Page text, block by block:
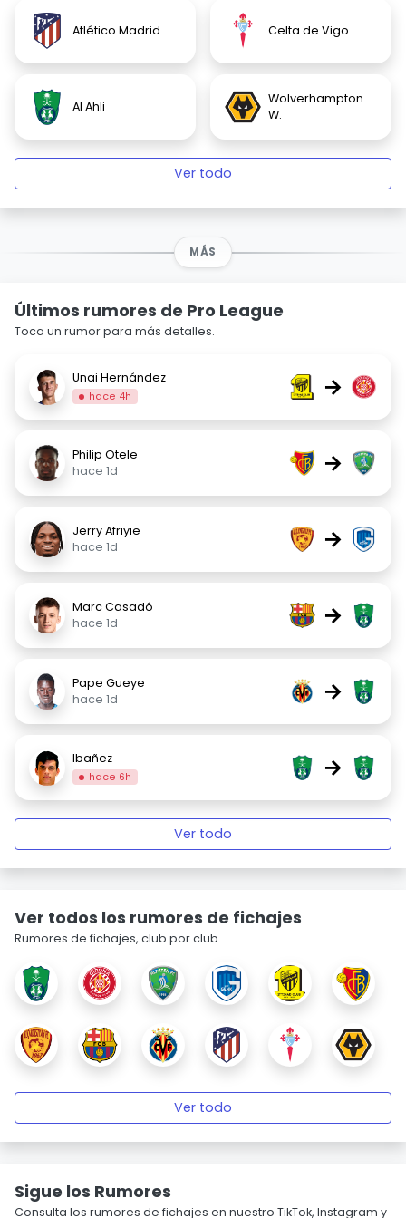
Atlético Madrid Celta de Vigo
Al Ahli
Wolverhampton
W.
Ver todo
MÁS
Últimos rumores de Pro League
Toca un rumor para más detalles.
Unai Hernández
hace 4h →
Philip Otele
hace 1d
→
Jerry Afriyie
hace 1d
→
Marc Casadó
hace 1d
→
Pape Gueye
hace 1d
→
Ibañez
hace 6h →
Ver todo
Ver todos los rumores de fichajes
Rumores de fichajes, club por club.
Ver todo
Sigue los Rumores
Consulta los rumores de fichajes en nuestro TikTok, Instagram y